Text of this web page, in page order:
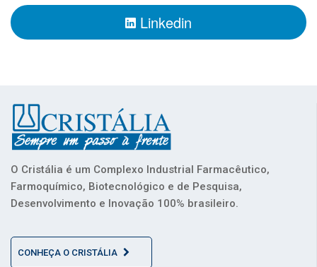
Linkedin
O Cristália é um Complexo Industrial Farmacêutico,
Farmoquímico, Biotecnológico e de Pesquisa,
Desenvolvimento e Inovação 100% brasileiro.
CONHEÇA O CRISTÁLIA